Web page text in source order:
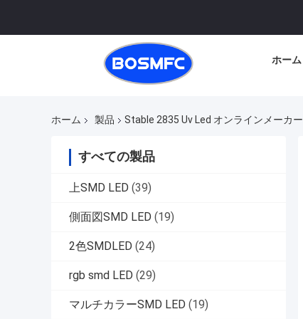
ホーム
ホーム 製品 Stable 2835 Uv Led オンラインメーカー
すべての製品
上SMD LED (39)
側面図SMD LED (19)
2色SMDLED (24)
rgb smd LED (29)
マルチカラーSMD LED (19)